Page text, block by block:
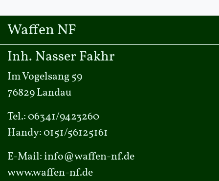
Waffen NF
Inh. Nasser Fakhr
Im Vogelsang 59
76829 Landau
Tel.:06341/9423260
Handy:0151/56125161
E-Mail:info@waffen-nf.de
www.waffen-nf.de